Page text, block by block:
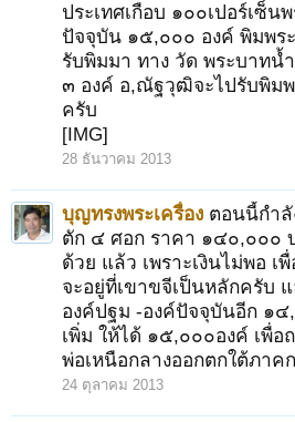
ประเทศเกือบ ๑๐๐เปอร์เซ็น
ปัจจุบัน ๑๕,๐๐๐ องค์ พิมพร
รับพิมมา ทาง วัด พระบาทน้
๓ องค์ อ,ณัฐวุฒิจะไปรับพิม
ครับ
[IMG]
28 ธันวาคม 2013
บุญทรงพระเครื่อง ตอนนี้กำลั
ตัก ๔ ศอก ราคา ๑๔๐,๐๐๐
ด้วย แล้ว เพราะเงินไม่พอ เ
จะอยู่ที่เขาขจีเป็นหลักครับ
องค์ปฐม -องค์ปัจจุบันอีก ๑
เพิ่ม ให้ได้ ๑๕,๐๐๐องค์ เพื่อ
พ่อเหนือกลางออกตกใต้ภาค
24 ตุลาคม 2013